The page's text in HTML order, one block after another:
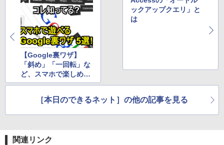
【Google裏ワザ】
「斜め」「一回転」な
ど、スマホで楽しめる
検索隠し機能「5選」
ックアップクエリ」と
は
［本日のできるネット］の他の記事を見る
関連リンク